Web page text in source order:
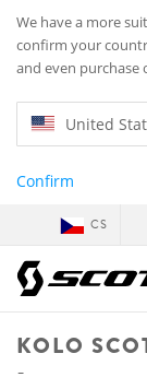
We have a more
confirm your
and even purchase
United
Confirm
CS
KOLO